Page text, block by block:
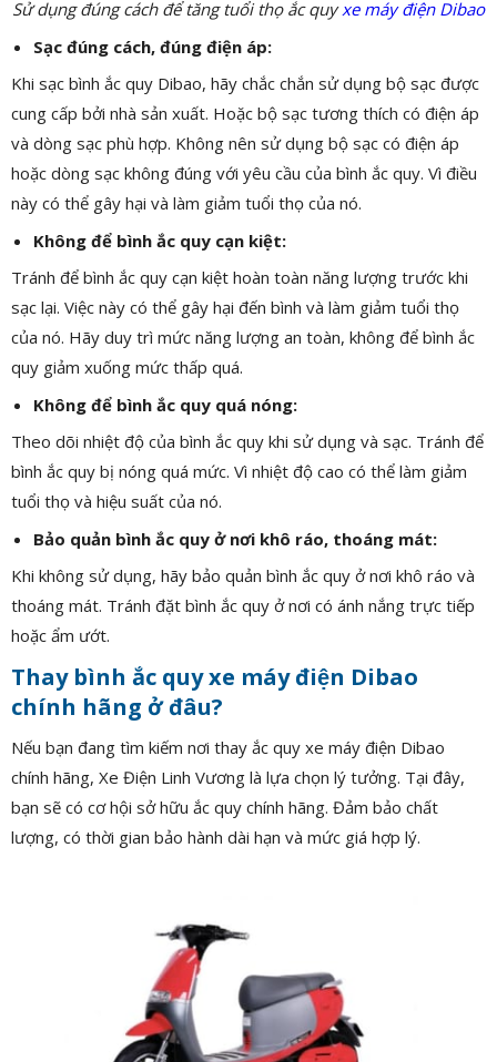
Sử dụng đúng cách để tăng tuổi thọ ắc quyxe máy điện Dibao
Sạc đúng cách, đúng điện áp:
Khi sạc bình ắc quy Dibao, hãy chắc chắn sử dụng bộ sạc được
cung cấp bởi nhà sản xuất. Hoặc bộ sạc tương thích có điện áp
và dòng sạc phù hợp. Không nên sử dụng bộ sạc có điện áp
hoặc dòng sạc không đúng với yêu cầu của bình ắc quy. Vì điều
này có thể gây hại và làm giảm tuổi thọ của nó.
Không để bình ắc quy cạn kiệt:
Tránh để bình ắc quy cạn kiệt hoàn toàn năng lượng trước khi
sạc lại. Việc này có thể gây hại đến bình và làm giảm tuổi thọ
của nó. Hãy duy trì mức năng lượng an toàn, không để bình ắc
quy giảm xuống mức thấp quá.
Không để bình ắc quy quá nóng:
Theo dõi nhiệt độ của bình ắc quy khi sử dụng và sạc. Tránh để
bình ắc quy bị nóng quá mức. Vì nhiệt độ cao có thể làm giảm
tuổi thọ và hiệu suất của nó.
Bảo quản bình ắc quy ở nơi khô ráo, thoáng mát:
Khi không sử dụng, hãy bảo quản bình ắc quy ở nơi khô ráo và
thoáng mát. Tránh đặt bình ắc quy ở nơi có ánh nắng trực tiếp
hoặc ẩm ướt.
Thay bình ắc quy xe máy điện Dibao
chính hãng ở đâu?
Nếu bạn đang tìm kiếm nơi thay ắc quy xe máy điện Dibao
chính hãng, Xe Điện Linh Vương là lựa chọn lý tưởng. Tại đây,
bạn sẽ có cơ hội sở hữu ắc quy chính hãng. Đảm bảo chất
lượng, có thời gian bảo hành dài hạn và mức giá hợp lý.